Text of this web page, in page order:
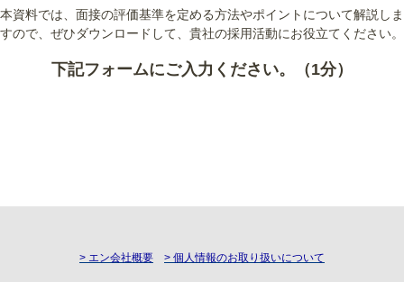
本資料では、面接の評価基準を定める方法やポイントについて解説しま
すので、ぜひダウンロードして、貴社の採用活動にお役立てください。
下記フォームにご入力ください。（1分）
> エン会社概要 > 個人情報のお取り扱いについて